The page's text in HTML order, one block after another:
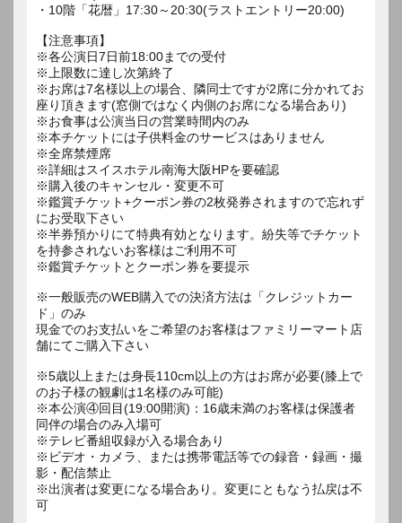
・10階「花暦」17:30～20:30(ラストエントリー20:00)
【注意事項】
※各公演日7日前18:00までの受付
※上限数に達し次第終了
※お席は7名様以上の場合、隣同士ですが2席に分かれてお
座り頂きます(窓側ではなく内側のお席になる場合あり)
※お食事は公演当日の営業時間内のみ
※本チケットには子供料金のサービスはありません
※全席禁煙席
※詳細はスイスホテル南海大阪HPを要確認
※購入後のキャンセル・変更不可
※鑑賞チケット+クーポン券の2枚発券されますので忘れず
にお受取下さい
※半券預かりにて特典有効となります。紛失等でチケット
を持参されないお客様はご利用不可
※鑑賞チケットとクーポン券を要提示
※一般販売のWEB購入での決済方法は「クレジットカー
ド」のみ
現金でのお支払いをご希望のお客様はファミリーマート店
舗にてご購入下さい
※5歳以上または身長110cm以上の方はお席が必要(膝上で
のお子様の観劇は1名様のみ可能)
※本公演④回目(19:00開演)：16歳未満のお客様は保護者
同伴の場合のみ入場可
※テレビ番組収録が入る場合あり
※ビデオ・カメラ、または携帯電話等での録音・録画・撮
影・配信禁止
※出演者は変更になる場合あり。変更にともなう払戻は不
可